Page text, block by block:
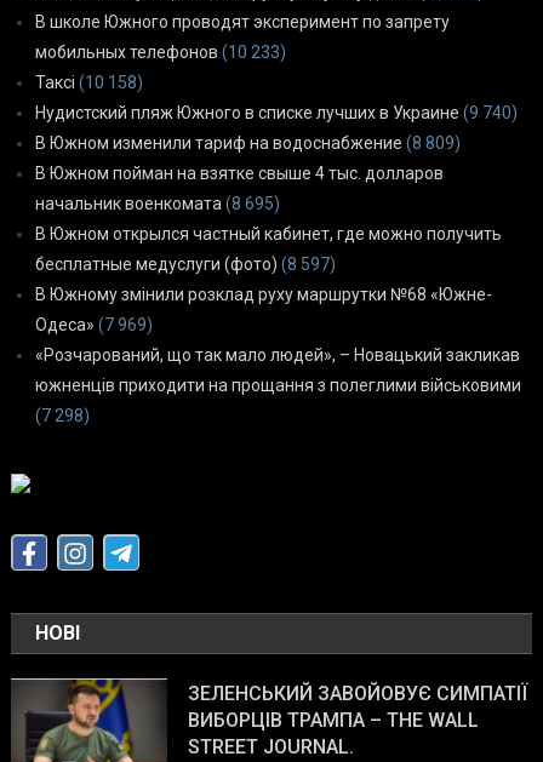
В школе Южного проводят эксперимент по запрету
мобильных телефонов (10 233)
Таксі (10 158)
Нудистский пляж Южного в списке лучших в Украине (9 740)
В Южном изменили тариф на водоснабжение (8 809)
В Южном пойман на взятке свыше 4 тыс. долларов
начальник военкомата (8 695)
В Южном открылся частный кабинет, где можно получить
бесплатные медуслуги (фото) (8 597)
В Южному змінили розклад руху маршрутки №68 «Южне-
Одеса» (7 969)
«Розчарований, що так мало людей», – Новацький закликав
южненців приходити на прощання з полеглими військовими
(7 298)
НОВІ
ЗЕЛЕНСЬКИЙ ЗАВОЙОВУЄ СИМПАТІЇ
ВИБОРЦІВ ТРАМПА – THE WALL
STREET JOURNAL.